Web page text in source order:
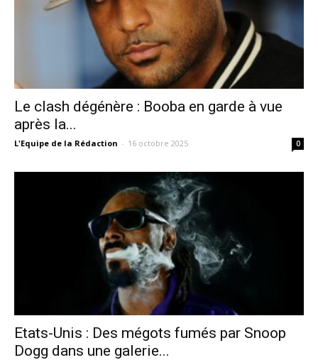
Le clash dégénère : Booba en garde à vue
après la...
L'Equipe de la Rédaction - 16 octobre 2025 0
Etats-Unis : Des mégots fumés par Snoop
Dogg dans une galerie...